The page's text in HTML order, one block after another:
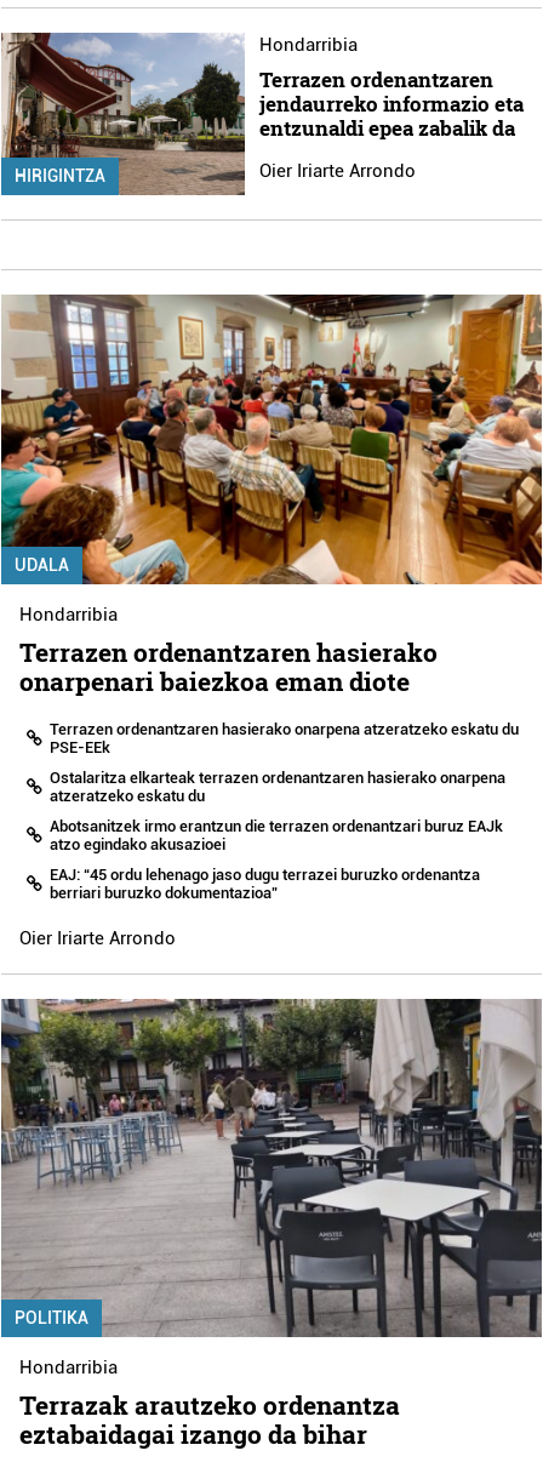
HIRIGINTZA
Hondarribia
Terrazen ordenantzaren
jendaurreko informazio eta
entzunaldi epea zabalik da
Oier Iriarte Arrondo
UDALA
Hondarribia
Terrazen ordenantzaren hasierako
onarpenari baiezkoa eman diote
Terrazen ordenantzaren hasierako onarpena atzeratzeko eskatu du
PSE-EEk
Ostalaritza elkarteak terrazen ordenantzaren hasierako onarpena
atzeratzeko eskatu du
Abotsanitzek irmo erantzun die terrazen ordenantzari buruz EAJk
atzo egindako akusazioei
EAJ: “45 ordu lehenago jaso dugu terrazei buruzko ordenantza
berriari buruzko dokumentazioa”
Oier Iriarte Arrondo
POLITIKA
Hondarribia
Terrazak arautzeko ordenantza
eztabaidagai izango da bihar